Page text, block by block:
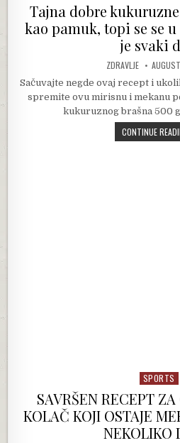
Tajna dobre
kao pamuk, topi se se
je svaki
AUTHOR:
ZDRAVLJE
Sačuvajte negde ovaj recept i
spremite ovu mirisnu i mekanu
kukuruznog brašna 500
CONTINUE
Posted in
SPORTS
SAVRŠEN RECEPT
KOLAČ KOJI OSTAJE
NEKOLIKO